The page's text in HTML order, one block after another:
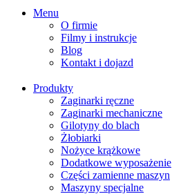
Menu
O firmie
Filmy i instrukcje
Blog
Kontakt i dojazd
Produkty
Zaginarki ręczne
Zaginarki mechaniczne
Gilotyny do blach
Żłobiarki
Nożyce krążkowe
Dodatkowe wyposażenie
Części zamienne maszyn
Maszyny specjalne